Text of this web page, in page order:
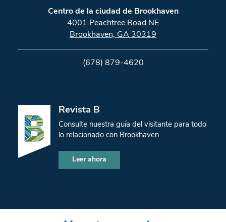
Centro de la ciudad de Brookhaven
4001 Peachtree Road NE
Brookhaven, GA 30319
(678) 879-4620
Revista B
Consulte nuestra guía del visitante para todo
lo relacionado con Brookhaven
Leer ahora